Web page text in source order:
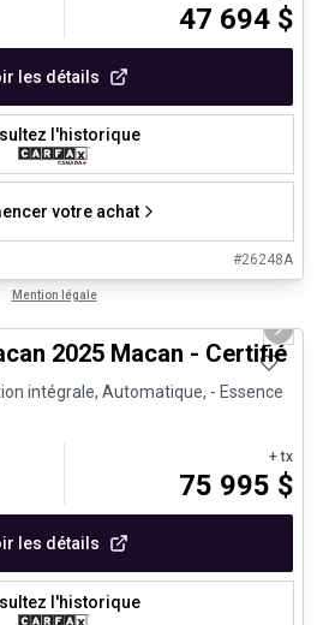
47 694 $
les détails
l'historique
votre achat
#26248A
Mention légale
Next
2025 Macan - Certifié
intégrale, Automatique, - Essence
+ tx
75 995 $
les détails
l'historique